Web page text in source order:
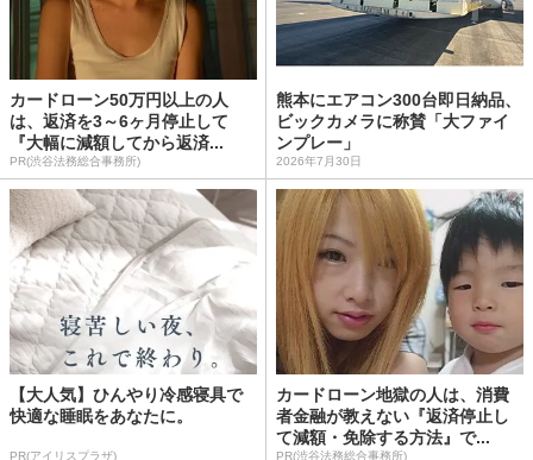
カードローン50万円以上の人
は、返済を3～6ヶ月停止して
『大幅に減額してから返済...
PR(渋谷法務総合事務所)
熊本にエアコン300台即日納品、
ビックカメラに称賛「大ファイ
ンプレー」
2026年7月30日
【大人気】ひんやり冷感寝具で
快適な睡眠をあなたに。
PR(アイリスプラザ)
カードローン地獄の人は、消費
者金融が教えない『返済停止し
て減額・免除する方法』で...
PR(渋谷法務総合事務所)